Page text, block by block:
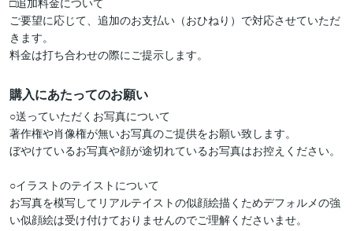
ご要望に応じて、追加のお支払い（おひねり）で対応させていただ
きます。
購入にあたってのお願い
○送っていただくお写真について
著作権や肖像権が無いお写真のご提供をお願い致します。
ぼやけているお写真や顔が途切れているお写真はお控えください。
○イラストのテイストについて
お写真を模写してリアルテイストの似顔絵描くためデフォルメの強
い似顔絵は受け付けておりませんのでご理解くださいませ。